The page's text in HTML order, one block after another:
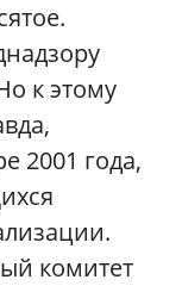
к этому
2001 года,
комитет